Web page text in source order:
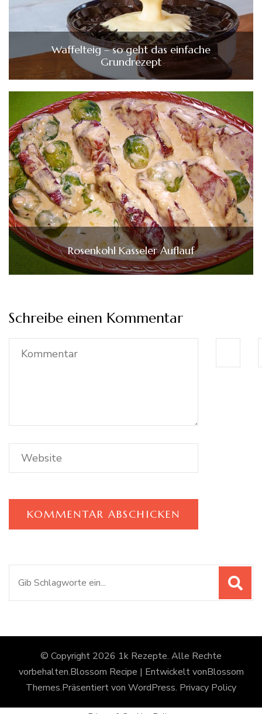
Waffelteig – so geht das einfache
Grundrezept
Rosenkohl Kasseler Auflauf
Schreibe einen Kommentar
© Copyright 2026 1k Rezepte. Alle Rechte
vorbehalten.Blossom Recipe | Entwickelt vonBlossom
Themes.Präsentiert von WordPress. Privacy Policy